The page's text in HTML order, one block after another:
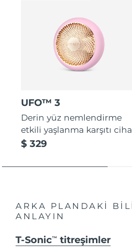
UFO™ 3
Derin yüz nemlendirme
etkili yaşlanma karşıtı
$ 329
ARKA PLANDAKİ
ANLAYIN
T-SonicTM titreşimler